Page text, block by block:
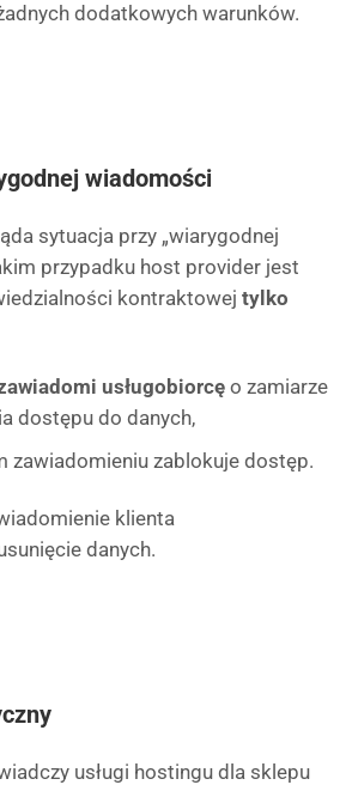
dodatkowych warunków.
wiadomości
sytuacja przy „wiarygodnej
przypadku host provider jest
kontraktowej tylko
usługobiorcę o zamiarze
dostępu do danych,
zawiadomieniu zablokuje dostęp.
klienta
danych.
usługi hostingu dla sklepu